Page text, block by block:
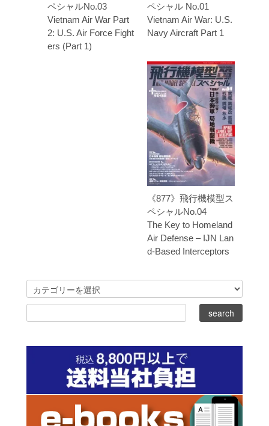
ペシャルNo.03
Vietnam Air War Part
2: U.S. Air Force Fight
ers (Part 1)
ペシャル No.01
Vietnam Air War: U.S.
Navy Aircraft Part 1
《877》飛行機模型ス
ペシャルNo.04
The Key to Homeland
Air Defense – IJN Lan
d-Based Interceptors